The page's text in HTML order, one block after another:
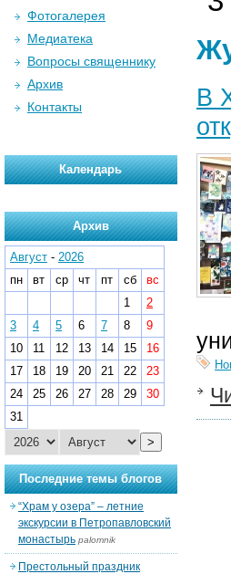
В
Фотогалерея
Медиатека
Вопросы священнику
Архив
Контакты
Календарь
Архив
Август - 2026
пн
вт ср чт пт сб
вс
1
2
3
4 5 6 7 8
9
10
11 12 13 14 15
16
17
18 19 20 21 22
23
24
25 26 27 28 29
30
31
>
Последние темы блогов
“Храм у озера” – летние
экскурсии в Петропавловский
монастырь palomnik
Престольный праздник